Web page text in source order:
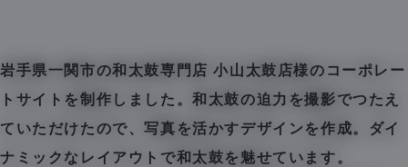
岩手県一関市の和太鼓専門店 小山太鼓店様のコーポレー
トサイトを制作しました。和太鼓の迫力を撮影でつたえ
ていただけたので、写真を活かすデザインを作成。ダイ
ナミックなレイアウトで和太鼓を魅せています。